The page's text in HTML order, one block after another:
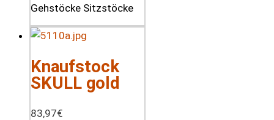
Knaufstock
SKULL gold
83,97€